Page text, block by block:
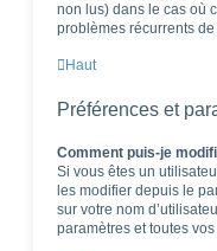
non lus) dans le cas où
problèmes récurrents
Haut
Préférences et
Comment puis-je
Si vous êtes un
les modifier depuis le
sur votre nom
paramètres et toutes